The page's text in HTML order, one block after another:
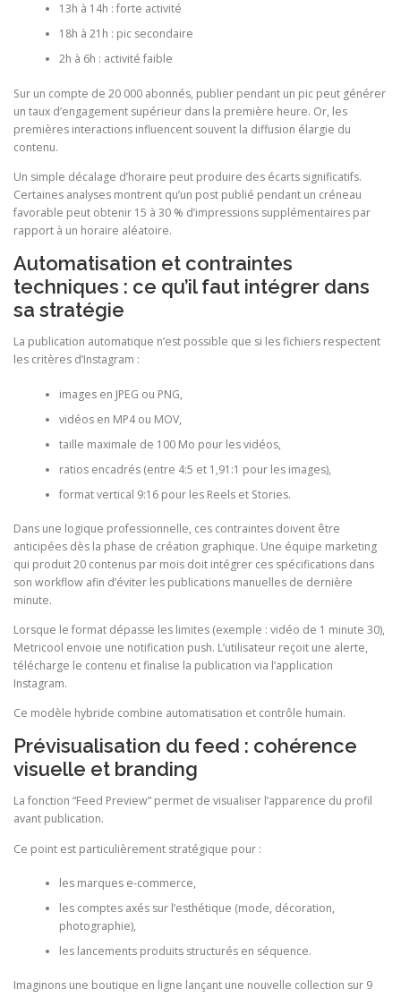
13h à 14h : forte activité
18h à 21h : pic secondaire
2h à 6h : activité faible
Sur un compte de 20 000 abonnés, publier pendant un pic peut générer
un taux d’engagement supérieur dans la première heure. Or, les
premières interactions influencent souvent la diffusion élargie du
contenu.
Un simple décalage d’horaire peut produire des écarts significatifs.
Certaines analyses montrent qu’un post publié pendant un créneau
favorable peut obtenir 15 à 30 % d’impressions supplémentaires par
rapport à un horaire aléatoire.
Automatisation et contraintes
techniques : ce qu’il faut intégrer dans
sa stratégie
La publication automatique n’est possible que si les fichiers respectent
les critères d’Instagram :
images en JPEG ou PNG,
vidéos en MP4 ou MOV,
taille maximale de 100 Mo pour les vidéos,
ratios encadrés (entre 4:5 et 1,91:1 pour les images),
format vertical 9:16 pour les Reels et Stories.
Dans une logique professionnelle, ces contraintes doivent être
anticipées dès la phase de création graphique. Une équipe marketing
qui produit 20 contenus par mois doit intégrer ces spécifications dans
son workflow afin d’éviter les publications manuelles de dernière
minute.
Lorsque le format dépasse les limites (exemple : vidéo de 1 minute 30),
Metricool envoie une notification push. L’utilisateur reçoit une alerte,
télécharge le contenu et finalise la publication via l’application
Instagram.
Ce modèle hybride combine automatisation et contrôle humain.
Prévisualisation du feed : cohérence
visuelle et branding
La fonction “Feed Preview” permet de visualiser l’apparence du profil
avant publication.
Ce point est particulièrement stratégique pour :
les marques e-commerce,
les comptes axés sur l’esthétique (mode, décoration,
photographie),
les lancements produits structurés en séquence.
Imaginons une boutique en ligne lançant une nouvelle collection sur 9